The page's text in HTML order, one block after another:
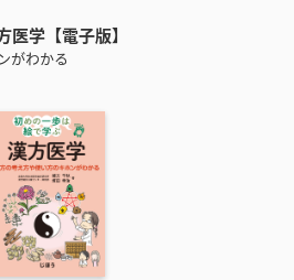
学【電子版】
がわかる